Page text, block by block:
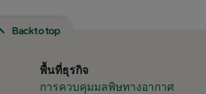
Back to top
พื้นที่ธุรกิจ
การควบคุมมลพิษทางอากาศ